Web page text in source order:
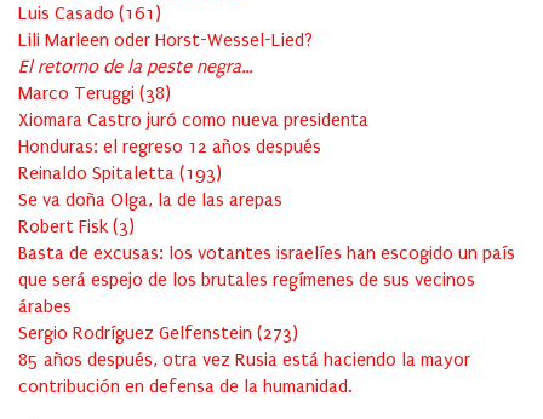
Luis Casado (161 )
Lili Marleen oder Horst-Wessel-Lied?
El retorno de la peste negra…
Marco Teruggi (38)
Xiomara Castro juró como nueva presidenta
Honduras: el regreso 12 años después
Reinaldo Spitaletta (193)
Se va doña Olga, la de las arepas
Robert Fisk (3)
Basta de excusas: los votantes israelíes han escogido un país
que será espejo de los brutales regímenes de sus vecinos
árabes
Sergio Rodríguez Gelfenstein (273)
85 años después, otra vez Rusia está haciendo la mayor
contribución en defensa de la humanidad.